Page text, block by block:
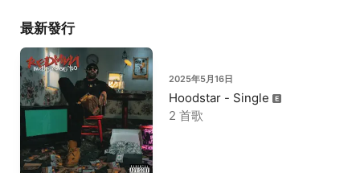
最新發行
2025年5月16日
Hoodstar - Single
2 首歌